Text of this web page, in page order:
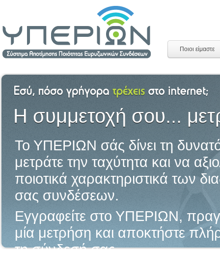
Ποιοι είμαστε
H συμμετοχή σου...
Το ΥΠΕΡΙΩΝ σάς δίνει τη
μετράτε την ταχύτητα και να
ποιοτικά χαρακτηριστικά των
σας συνδέσεων.
Εγγραφείτε στο ΥΠΕΡΙΩΝ,
μία μετρήση και αποκτήστε
τη σύνδεσή σας.